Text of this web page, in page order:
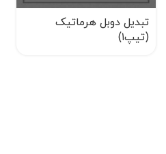
تبدیل دوبل هرماتیک
(تیپ۱)